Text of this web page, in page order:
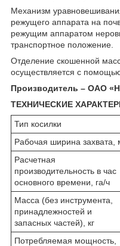
Механизм
режущего аппарата на
режущим аппаратом
транспортное положение.
Отделение скошенной
осуществляется с
Производитель – ОАО
ТЕХНИЧЕСКИЕ
Тип косилки
Рабочая ширина захвата,
Расчетная
производительность в час
основного времени, га/ч
Масса (без инструмента,
принадлежностей и
запасных частей), кг
Потребляемая мощность,